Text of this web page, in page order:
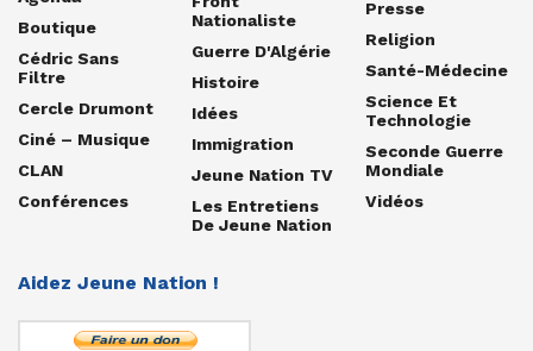
Boutique
Cédric Sans
Filtre
Cercle Drumont
Ciné – Musique
CLAN
Conférences
Nationaliste
Guerre D'Algérie
Histoire
Idées
Immigration
Jeune Nation TV
Les Entretiens
De Jeune Nation
Presse
Religion
Santé-Médecine
Science Et
Technologie
Seconde Guerre
Mondiale
Vidéos
Aidez Jeune Nation !